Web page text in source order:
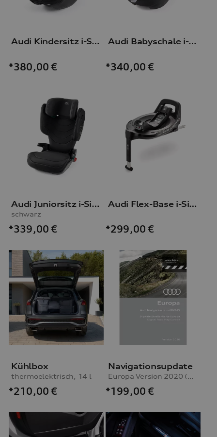
Audi Kindersitz i-Size
*380,00 €
Audi Babyschale i-Size
*340,00 €
Audi Juniorsitz i-Size
schwarz
*339,00 €
Audi Flex-Base i-Size
*299,00 €
Kühlbox
thermoelektrisch, 14 l
*210,00 €
Navigationsupdate
Europa Version 2020 (RNS-E)
*199,00 €